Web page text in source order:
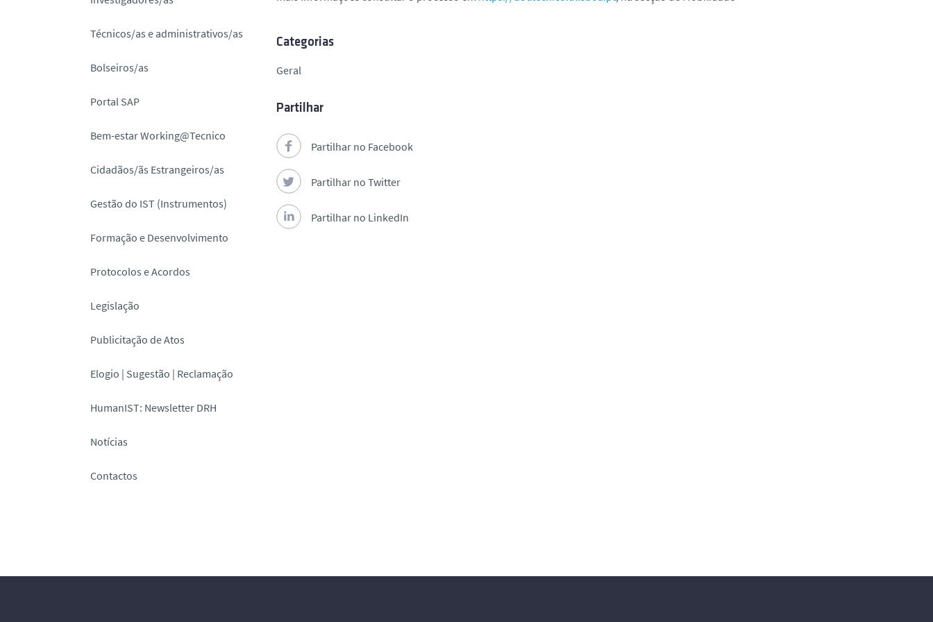
Técnicos/as e administrativos/as
Bolseiros/as
Portal SAP
Bem-estar Working@Tecnico
Cidadãos/ãs Estrangeiros/as
Gestão do IST (Instrumentos)
Formação e Desenvolvimento
Protocolos e Acordos
Legislação
Publicitação de Atos
Elogio | Sugestão | Reclamação
HumanIST: Newsletter DRH
Notícias
Contactos
Categorias
Geral
Partilhar
Partilhar no Facebook
Partilhar no Twitter
Partilhar no LinkedIn